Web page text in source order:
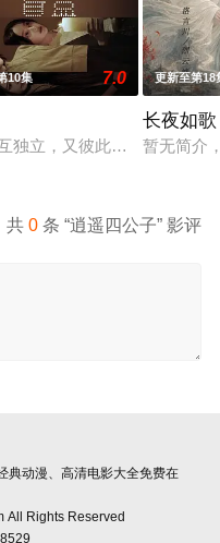
“十二生肖”离奇流血炸裂
10集 7.0
独立，又彼此呼应的故事——
更新至第18
长夜如歌
暂无简介
共0 条 “逍遥四公子” 影评
典动漫、高清电影大全免费在
All Rights Reserved